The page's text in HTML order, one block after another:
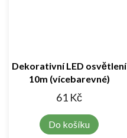
Dekorativní LED osvětlení
10m (vícebarevné)
61 Kč
Do košíku